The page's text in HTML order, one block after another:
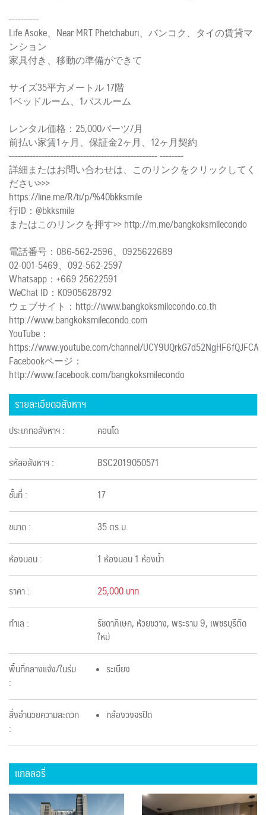
----------
Life Asoke、Near MRT Phetchaburi、バンコク、タイの賃貸マ
ンション
家具付き、移動の準備ができて
サイズ35平方メートル 17階
1ベッドルーム、1バスルーム
レンタル価格：25,000バーツ/月
前払い家賃1ヶ月、保証金2ヶ月、12ヶ月契約
-------------------------------------------------- --------
詳細またはお問い合わせは、このリンクをクリックしてく
ださい>>>
https://line.me/R/ti/p/%40bkksmile
行ID：@bkksmile
またはこのリンクを押す>> http://m.me/bangkoksmilecondo
電話番号：086-562-2596、0925622689
02-001-5469、092-562-2597
Whatsapp：+669 25622591
WeChat ID：K0905628792
ウェブサイト：http://www.bangkoksmilecondo.co.th
http://www.bangkoksmilecondo.com
YouTube：
https://www.youtube.com/channel/UCY9UQrkG7d52NgHF6fQJFCA
Facebookページ：
http://www.facebook.com/bangkoksmilecondo
รายละเอียดอสังหาฯ
ประเภทอสังหาฯ : คอนโด
รหัสอสังหาฯ : BSC2019050571
ชั้นที่ : 17
ขนาด : 35 ตร.ม.
ห้องนอน : 1 ห้องนอน 1 ห้องน้ำ
ราคา : 25,000 บาท
ทำเล :
รัชดาภิเษก, ห้วยขวาง, พระราม 9, เพชรบุรีตัด
ใหม่
พื้นที่กลางแจ้ง/ในร่ม
:
ระเบียง
สิ่งอำนวยความสะดวก
:
กล้องวงจรปิด
แกลลอรี่